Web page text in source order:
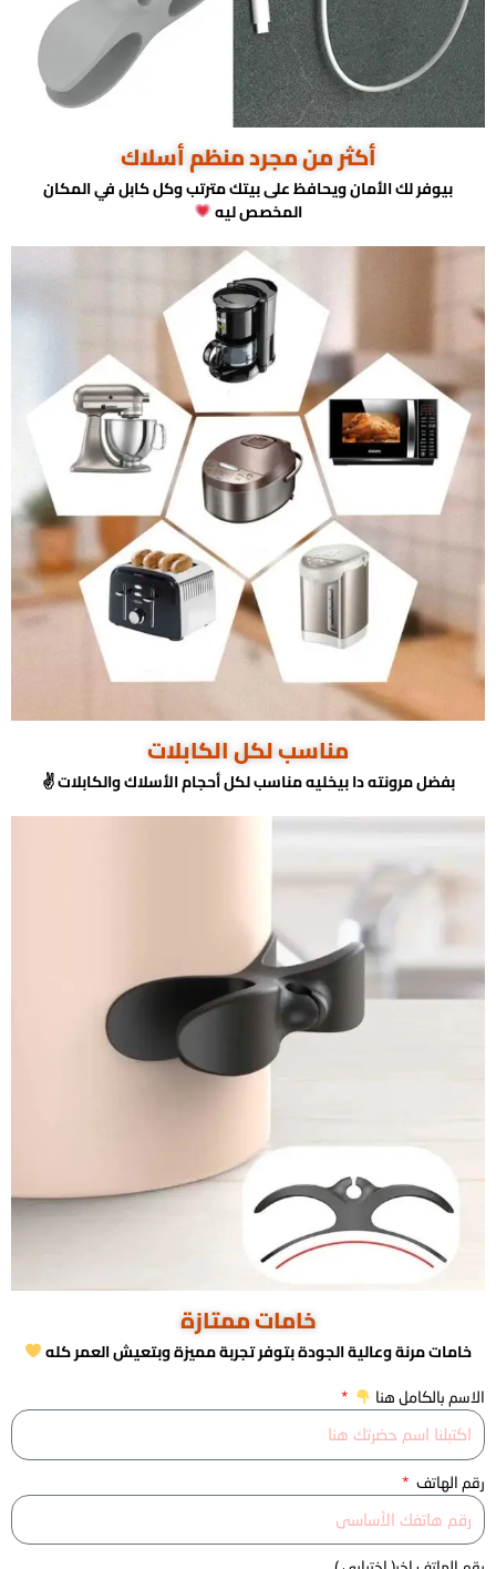
أكثر من مجرد منظم أسلاك
بيوفر لك الأمان ويحافظ على بيتك مترتب وكل كابل في المكان
المخصص ليه
مناسب لكل الكابلات
بفضل مرونته دا بيخليه مناسب لكل أحجام الأسلاك والكابلات ✌
خامات ممتازة
خامات مرنة وعالية الجودة بتوفر تجربة مميزة وبتعيش العمر كله
الاسم بالكامل هنا
رقم الهاتف